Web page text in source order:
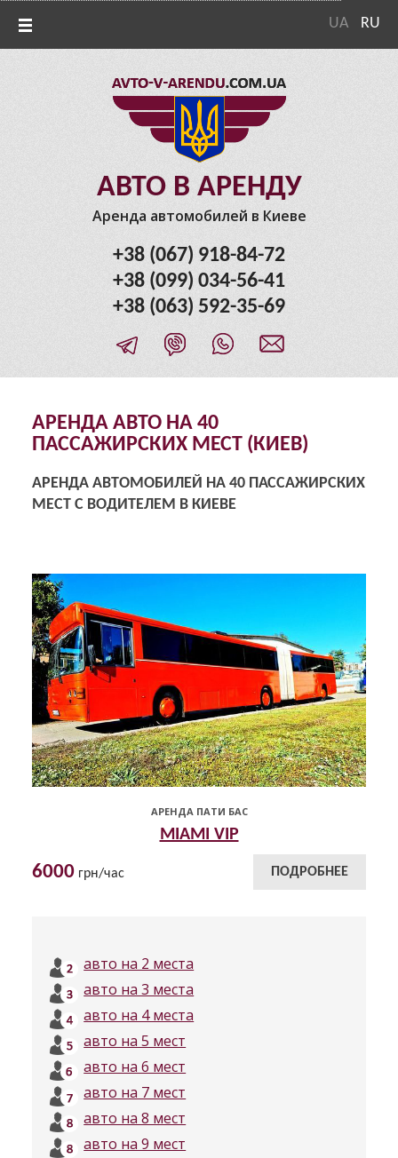
UA RU
АВТО В АРЕНДУ
Аренда автомобилей в Киеве
+38 (067) 918-84-72
+38 (099) 034-56-41
+38 (063) 592-35-69
АРЕНДА АВТО НА 40
ПАССАЖИРСКИХ МЕСТ (КИЕВ)
АРЕНДА АВТОМОБИЛЕЙ НА 40 ПАССАЖИРСКИХ
МЕСТ С ВОДИТЕЛЕМ В КИЕВЕ
АРЕНДА ПАТИ БАС
MIAMI VIP
6000 грн/час ПОДРОБНЕЕ
авто на 2 места
авто на 3 места
авто на 4 места
авто на 5 мест
авто на 6 мест
авто на 7 мест
авто на 8 мест
авто на 9 мест